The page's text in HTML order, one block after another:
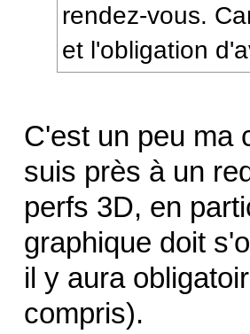
rendez-vous.
et l'obligation
C'est un peu ma
suis près à un
perfs 3D, en
graphique doit
il y aura
compris).